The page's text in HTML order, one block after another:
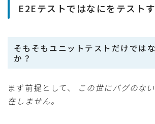
E2Eテストではなにをテスト
そもそもユニットテストだけでは
か？
まず前提として、
この世にバグのな
在しません。